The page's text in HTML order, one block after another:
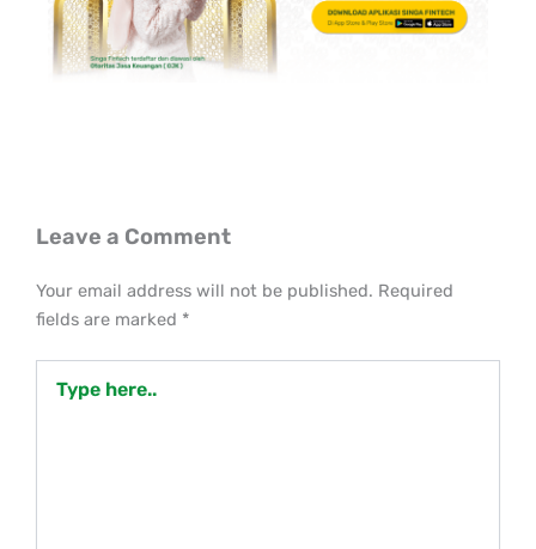
Leave a Comment
Your email address will not be published. Required
fields are marked *
here..